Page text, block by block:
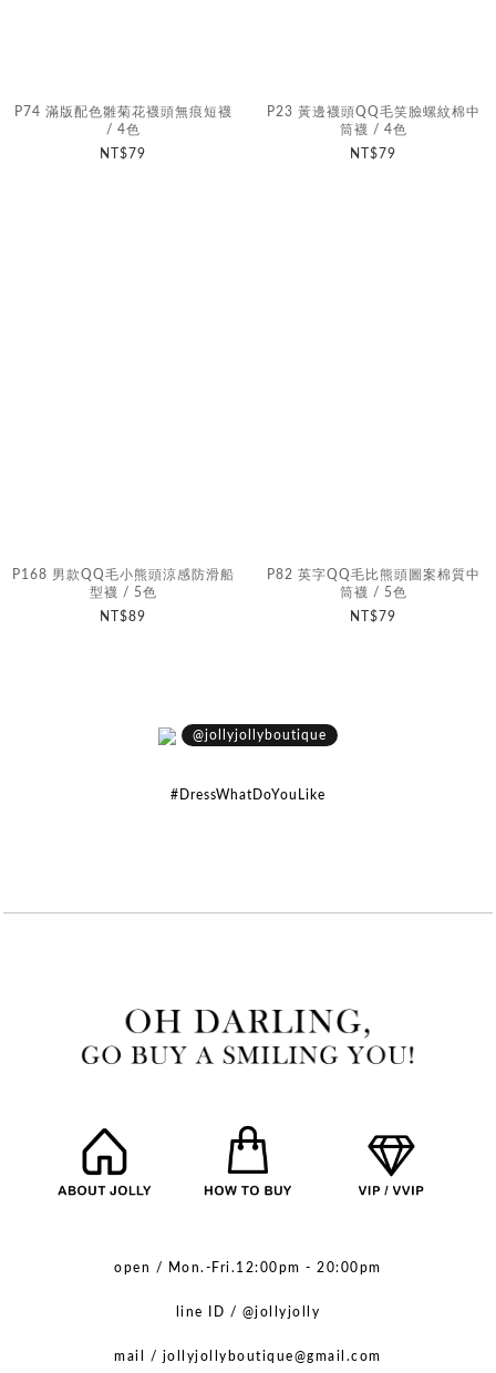
P74 滿版配色雛菊花襪頭無痕短襪
/ 4色
NT$79
P23 黃邊襪頭QQ毛笑臉螺紋棉中
筒襪 / 4色
NT$79
P168 男款QQ毛小熊頭涼感防滑船
型襪 / 5色
NT$89
P82 英字QQ毛比熊頭圖案棉質中
筒襪 / 5色
NT$79
@jollyjollyboutique
#DressWhatDoYouLike
open / Mon.-Fri.12:00pm - 20:00pm
line ID / @jollyjolly
mail / jollyjollyboutique@gmail.com